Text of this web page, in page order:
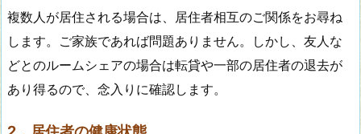
複数人が居住される場合は、居住者相互のご関係をお尋ね
します。ご家族であれば問題ありません。しかし、友人な
どとのルームシェアの場合は転貸や一部の居住者の退去が
あり得るので、念入りに確認します。